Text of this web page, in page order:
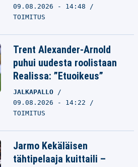
09.08.2026 - 14:48
TOIMITUS
Trent Alexander-Arnold
puhui uudesta roolistaan
Realissa: ”Etuoikeus”
JALKAPALLO
09.08.2026 - 14:22
TOIMITUS
Jarmo Kekäläisen
tähtipelaaja kuittaili –